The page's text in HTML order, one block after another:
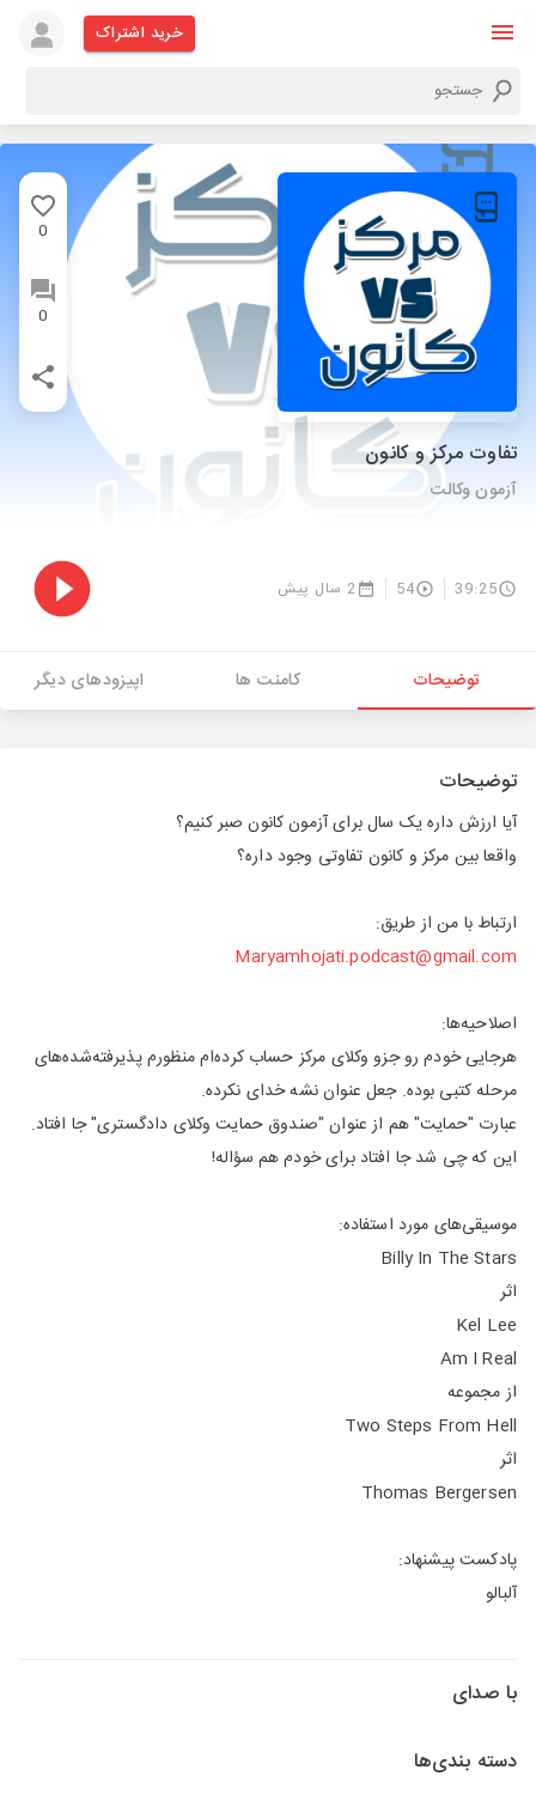
خرید اشتراک
0
0
تفاوت مرکز و کانون
آزمون وکالت
39:25
54 2 سال پیش
توضیحات کامنت ها اپیزودهای دیگر
توضیحات
آیا ارزش داره یک سال برای آزمون کانون صبر کنیم؟
واقعا بین مرکز و کانون تفاوتی وجود داره؟
ارتباط با من از طریق:
Maryamhojati.podcast@gmail.com
اصلاحیه‌ها:
هرجایی خودم رو جزو وکلای مرکز حساب کرده‌ام منظورم پذیرفته‌شده‌های
مرحله کتبی بوده. جعل عنوان نشه خدای نکرده.
عبارت "حمایت" هم از عنوان "صندوق حمایت وکلای دادگستری" جا افتاد.
این که چی شد جا افتاد برای خودم هم سؤاله!
موسیقی‌های مورد استفاده:
Billy In The Stars
اثر
Kel Lee
Am I Real
از مجموعه
Two Steps From Hell
اثر
Thomas Bergersen
پادکست پیشنهاد:
آلبالو
با صدای
دسته بندی‌ها